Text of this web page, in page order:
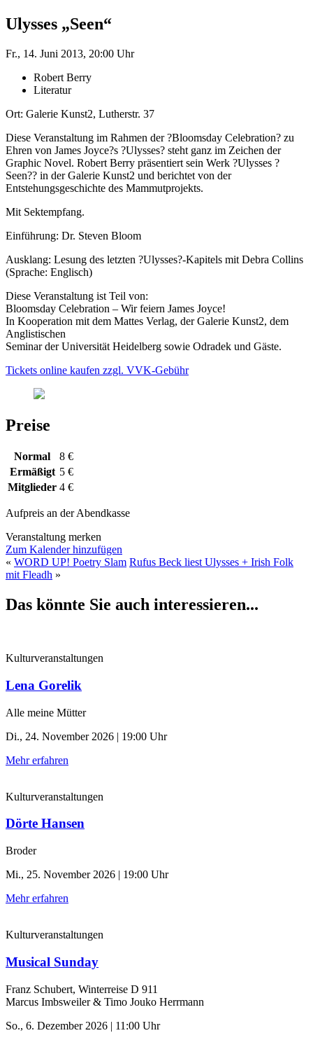
Ulysses „Seen“
Fr., 14. Juni 2013, 20:00 Uhr
Robert Berry
Literatur
Ort: Galerie Kunst2, Lutherstr. 37
Diese Veranstaltung im Rahmen der ?Bloomsday Celebration? zu
Ehren von James Joyce?s ?Ulysses? steht ganz im Zeichen der
Graphic Novel. Robert Berry präsentiert sein Werk ?Ulysses ?
Seen?? in der Galerie Kunst2 und berichtet von der
Entstehungsgeschichte des Mammutprojekts.
Mit Sektempfang.
Einführung: Dr. Steven Bloom
Ausklang: Lesung des letzten ?Ulysses?-Kapitels mit Debra Collins
(Sprache: Englisch)
Diese Veranstaltung ist Teil von:
Bloomsday Celebration – Wir feiern James Joyce!
In Kooperation mit dem Mattes Verlag, der Galerie Kunst2, dem
Anglistischen
Seminar der Universität Heidelberg sowie Odradek und Gäste.
Tickets online kaufen zzgl. VVK-Gebühr
Preise
Normal
8 €
Ermäßigt 5 €
Mitglieder 4 €
Aufpreis an der Abendkasse
Veranstaltung merken
Zum Kalender hinzufügen
« WORD UP! Poetry Slam Rufus Beck liest Ulysses + Irish Folk
mit Fleadh »
Das könnte Sie auch interessieren...
Kulturveranstaltungen
Lena Gorelik
Alle meine Mütter
Di., 24. November 2026 | 19:00 Uhr
Mehr erfahren
Kulturveranstaltungen
Dörte Hansen
Broder
Mi., 25. November 2026 | 19:00 Uhr
Mehr erfahren
Kulturveranstaltungen
Musical Sunday
Franz Schubert, Winterreise D 911
Marcus Imbsweiler & Timo Jouko Herrmann
So., 6. Dezember 2026 | 11:00 Uhr